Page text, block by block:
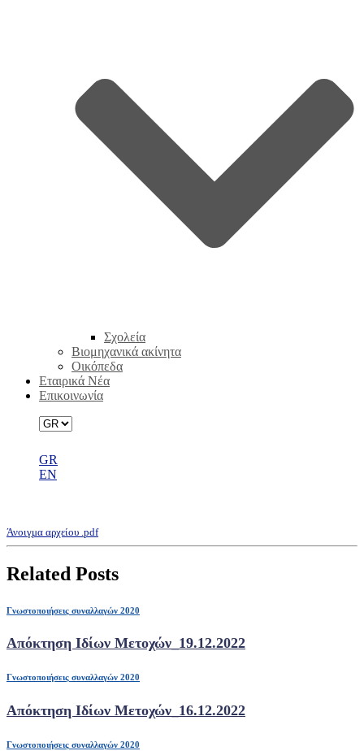
Σχολεία
Βιομηχανικά ακίνητα
Οικόπεδα
Εταιρικά Νέα
Επικοινωνία
GR
EN
Άνοιγμα αρχείου .pdf
Related Posts
Γνωστοποιήσεις συναλλαγών 2020
Απόκτηση Ιδίων Μετοχών_19.12.2022
Γνωστοποιήσεις συναλλαγών 2020
Απόκτηση Ιδίων Μετοχών_16.12.2022
Γνωστοποιήσεις συναλλαγών 2020